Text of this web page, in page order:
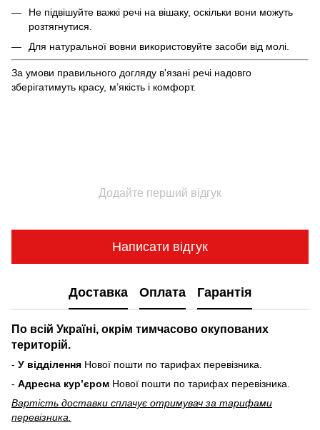
Не підвішуйте важкі речі на вішаку, оскільки вони можуть
розтягнутися.
Для натуральної вовни використовуйте засоби від молі.
За умови правильного догляду в'язані речі надовго
зберігатимуть красу, м’якість і комфорт.
Додайте перший відгук
Написати відгук
Доставка Оплата Гарантія
По всій Україні, окрім тимчасово окупованих
територій.
- У відділення Нової пошти по тарифах перевізника.
- Адресна курʼєром Нової пошти по тарифах перевізника.
Вартість доставки cплачує отримувач за тарифами
перевізника.